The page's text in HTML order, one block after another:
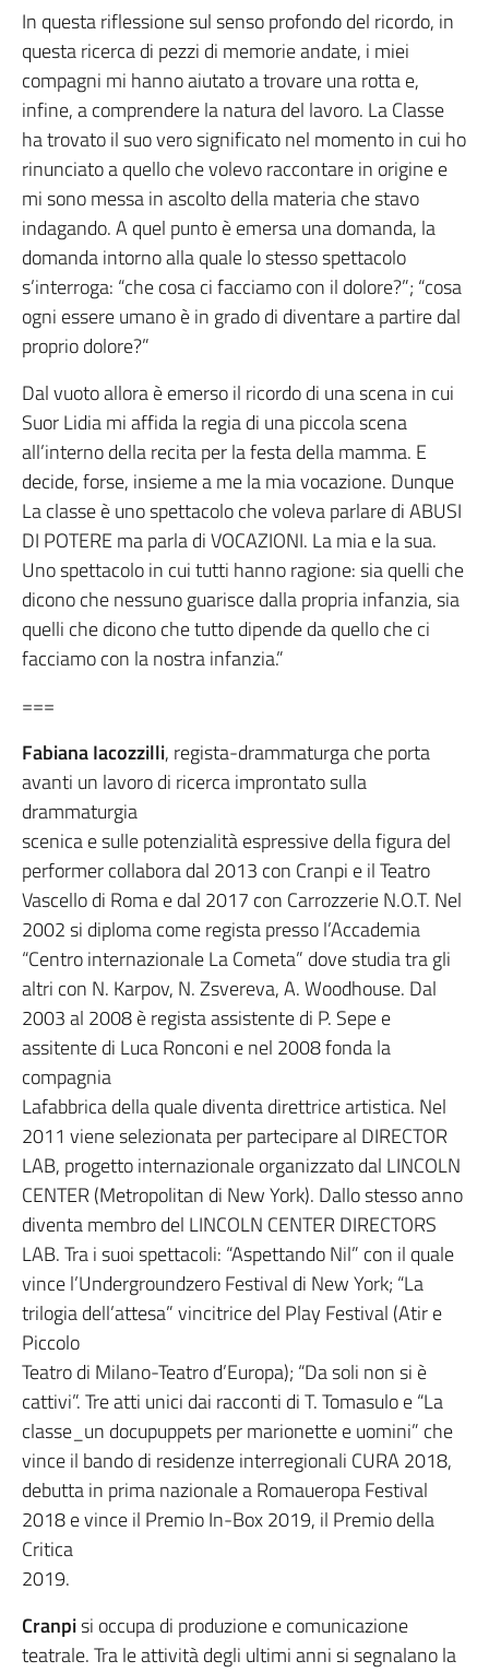
In questa riflessione sul senso profondo del ricordo, in
questa ricerca di pezzi di memorie andate, i miei
compagni mi hanno aiutato a trovare una rotta e,
infine, a comprendere la natura del lavoro. La Classe
ha trovato il suo vero significato nel momento in cui ho
rinunciato a quello che volevo raccontare in origine e
mi sono messa in ascolto della materia che stavo
indagando. A quel punto è emersa una domanda, la
domanda intorno alla quale lo stesso spettacolo
s’interroga: “che cosa ci facciamo con il dolore?”; “cosa
ogni essere umano è in grado di diventare a partire dal
proprio dolore?”
Dal vuoto allora è emerso il ricordo di una scena in cui
Suor Lidia mi affida la regia di una piccola scena
all’interno della recita per la festa della mamma. E
decide, forse, insieme a me la mia vocazione. Dunque
La classe è uno spettacolo che voleva parlare di ABUSI
DI POTERE ma parla di VOCAZIONI. La mia e la sua.
Uno spettacolo in cui tutti hanno ragione: sia quelli che
dicono che nessuno guarisce dalla propria infanzia, sia
quelli che dicono che tutto dipende da quello che ci
facciamo con la nostra infanzia.”
===
Fabiana Iacozzilli, regista-drammaturga che porta
avanti un lavoro di ricerca improntato sulla
drammaturgia
scenica e sulle potenzialità espressive della figura del
performer collabora dal 2013 con Cranpi e il Teatro
Vascello di Roma e dal 2017 con Carrozzerie N.O.T. Nel
2002 si diploma come regista presso l’Accademia
“Centro internazionale La Cometa” dove studia tra gli
altri con N. Karpov, N. Zsvereva, A. Woodhouse. Dal
2003 al 2008 è regista assistente di P. Sepe e
assitente di Luca Ronconi e nel 2008 fonda la
compagnia
Lafabbrica della quale diventa direttrice artistica. Nel
2011 viene selezionata per partecipare al DIRECTOR
LAB, progetto internazionale organizzato dal LINCOLN
CENTER (Metropolitan di New York). Dallo stesso anno
diventa membro del LINCOLN CENTER DIRECTORS
LAB. Tra i suoi spettacoli: “Aspettando Nil” con il quale
vince l’Undergroundzero Festival di New York; “La
trilogia dell’attesa” vincitrice del Play Festival (Atir e
Piccolo
Teatro di Milano-Teatro d’Europa); “Da soli non si è
cattivi”. Tre atti unici dai racconti di T. Tomasulo e “La
classe_un docupuppets per marionette e uomini” che
vince il bando di residenze interregionali CURA 2018,
debutta in prima nazionale a Romaueropa Festival
2018 e vince il Premio In-Box 2019, il Premio della
Critica
2019.
Cranpisi occupa di produzione e comunicazione
teatrale. Tra le attività degli ultimi anni si segnalano la